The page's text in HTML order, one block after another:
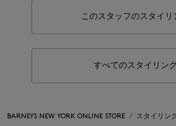
このスタッフのスタイリ
すべてのスタイリン
BARNEYS NEW YORK ONLINE STORE スタイリン